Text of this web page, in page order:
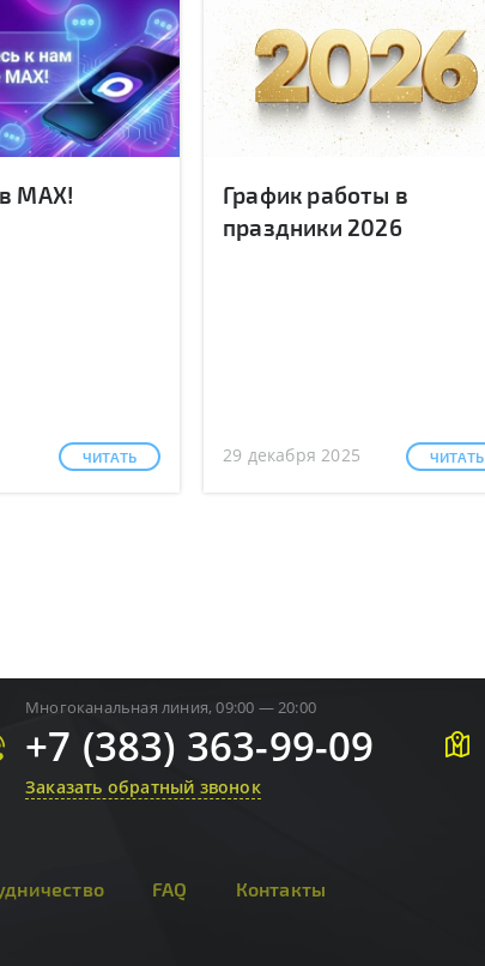
MAX!
ЧИТАТЬ
График работы в
праздники 2026
29 декабря 2025 ЧИТАТЬ
Многоканальная линия, 09:00 — 20:00
+7 (383) 363-99-09
Заказать обратный звонок
FAQ Контакты